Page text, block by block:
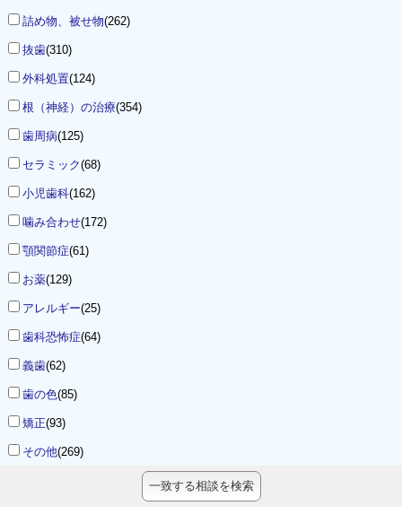
詰め物、被せ物(262)
抜歯(310)
外科処置(124)
根（神経）の治療(354)
歯周病(125)
セラミック(68)
小児歯科(162)
噛み合わせ(172)
顎関節症(61)
お薬(129)
アレルギー(25)
歯科恐怖症(64)
義歯(62)
歯の色(85)
矯正(93)
その他(269)